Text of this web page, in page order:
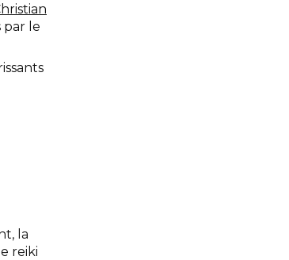
par le
la
reiki